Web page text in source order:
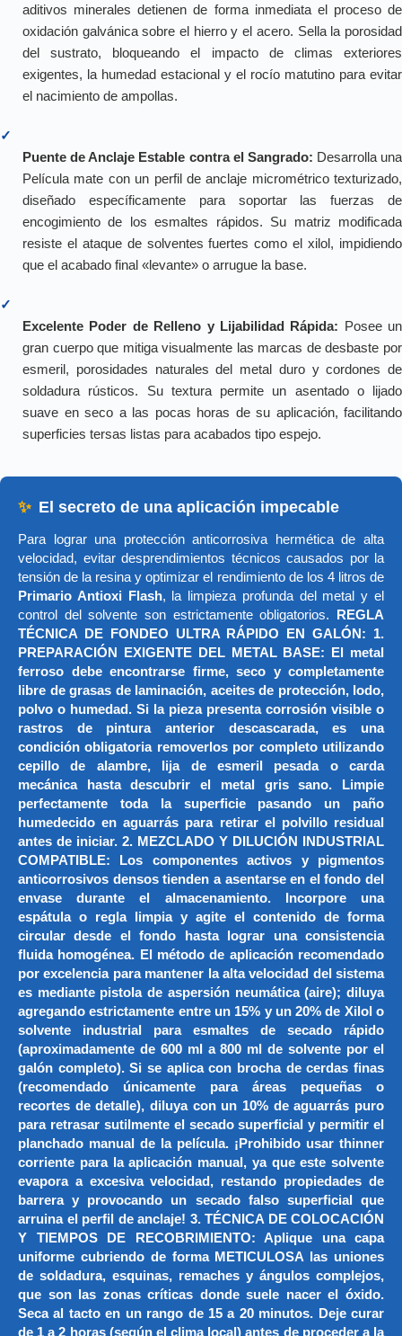
aditivos minerales detienen de forma inmediata el proceso de
oxidación galvánica sobre el hierro y el acero. Sella la porosidad
del sustrato, bloqueando el impacto de climas exteriores
exigentes, la humedad estacional y el rocío matutino para evitar
el nacimiento de ampollas.
✓
Puente de Anclaje Estable contra el Sangrado: Desarrolla una
Película mate con un perfil de anclaje micrométrico texturizado,
diseñado específicamente para soportar las fuerzas de
encogimiento de los esmaltes rápidos. Su matriz modificada
resiste el ataque de solventes fuertes como el xilol, impidiendo
que el acabado final «levante» o arrugue la base.
✓
Excelente Poder de Relleno y Lijabilidad Rápida: Posee un
gran cuerpo que mitiga visualmente las marcas de desbaste por
esmeril, porosidades naturales del metal duro y cordones de
soldadura rústicos. Su textura permite un asentado o lijado
suave en seco a las pocas horas de su aplicación, facilitando
superficies tersas listas para acabados tipo espejo.
✨ El secreto de una aplicación impecable
Para lograr una protección anticorrosiva hermética de alta
velocidad, evitar desprendimientos técnicos causados por la
tensión de la resina y optimizar el rendimiento de los 4 litros de
Primario Antioxi Flash, la limpieza profunda del metal y el
control del solvente son estrictamente obligatorios.
REGLA
TÉCNICA DE FONDEO ULTRA RÁPIDO EN GALÓN: 1.
PREPARACIÓN EXIGENTE DEL METAL BASE: El metal
ferroso debe encontrarse firme, seco y completamente
libre de grasas de laminación, aceites de protección, lodo,
polvo o humedad. Si la pieza presenta corrosión visible o
rastros de pintura anterior descascarada, es una
condición obligatoria removerlos por completo utilizando
cepillo de alambre, lija de esmeril pesada o carda
mecánica hasta descubrir el metal gris sano. Limpie
perfectamente toda la superficie pasando un paño
humedecido en aguarrás para retirar el polvillo residual
antes de iniciar. 2. MEZCLADO Y DILUCIÓN INDUSTRIAL
COMPATIBLE: Los componentes activos y pigmentos
anticorrosivos densos tienden a asentarse en el fondo del
envase durante el almacenamiento. Incorpore una
espátula o regla limpia y agite el contenido de forma
circular desde el fondo hasta lograr una consistencia
fluida homogénea. El método de aplicación recomendado
por excelencia para mantener la alta velocidad del sistema
es mediante pistola de aspersión neumática (aire); diluya
agregando estrictamente entre un 15% y un 20% de Xilol o
solvente industrial para esmaltes de secado rápido
(aproximadamente de 600 ml a 800 ml de solvente por el
galón completo). Si se aplica con brocha de cerdas finas
(recomendado únicamente para áreas pequeñas o
recortes de detalle), diluya con un 10% de aguarrás puro
para retrasar sutilmente el secado superficial y permitir el
planchado manual de la película. ¡Prohibido usar thinner
corriente para la aplicación manual, ya que este solvente
evapora a excesiva velocidad, restando propiedades de
barrera y provocando un secado falso superficial que
arruina el perfil de anclaje! 3. TÉCNICA DE COLOCACIÓN
Y TIEMPOS DE RECOBRIMIENTO: Aplique una capa
uniforme cubriendo de forma METICULOSA las uniones
de soldadura, esquinas, remaches y ángulos complejos,
que son las zonas críticas donde suele nacer el óxido.
Seca al tacto en un rango de 15 a 20 minutos. Deje curar
de 1 a 2 horas (según el clima local) antes de proceder a la